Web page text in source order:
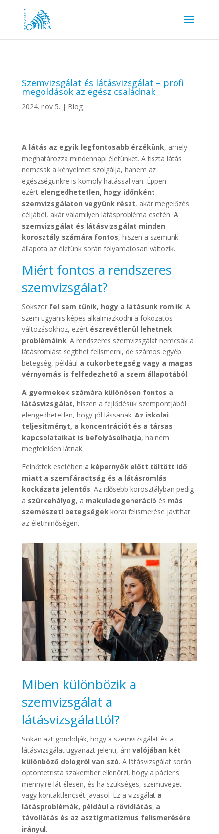
Szemvizsgálat és látásvizsgálat – profi
megoldások az egész családnak
2024. nov 5. | Blog
A látás az egyik legfontosabb érzékünk, amely
meghatározza mindennapi életünket. A tiszta látás
nemcsak a kényelmet szolgálja, hanem az
egészségünkre is komoly hatással van. Éppen
ezért elengedhetetlen, hogy időnként
szemvizsgálaton vegyünk részt, akár megelőzés
céljából, akár valamilyen látásprobléma esetén. A
szemvizsgálat és látásvizsgálat minden
korosztály számára fontos, hiszen a szemünk
állapota az életünk során folyamatosan változik.
Miért fontos a rendszeres
szemvizsgálat?
Sokszorfel sem tűnik, hogy a látásunk romlik. A
szem ugyanis képes alkalmazkodni a fokozatos
változásokhoz, ezért észrevétlenül lehetnek
problémáink. A rendszeres szemvizsgálat nemcsak a
látásromlást segíthet felismerni, de számos egyéb
betegség, például a cukorbetegség vagy a magas
vérnyomás is felfedezhető a szem állapotából.
A gyermekek számára különösen fontos a
látásvizsgálat, hiszen a fejlődésük szempontjából
elengedhetetlen, hogy jól lássanak. Az iskolai
teljesítményt, a koncentrációt és a társas
kapcsolataikat is befolyásolhatja, ha nem
megfelelően látnak.
Felnőttek esetében a képernyők előtt töltött idő
miatt a szemfáradtság és a látásromlás
kockázata jelentős. Az idősebb korosztályban pedig
a szürkehályog, a makuladegeneráció és más
szemészeti betegségekkorai felismerése javíthat
az életminőségen.
Miben különbözik a
szemvizsgálat a
látásvizsgálattól?
Sokan azt gondolják, hogy a szemvizsgálat és a
látásvizsgálat ugyanazt jelenti, ám valójában két
különböző dologról van szó. A látásvizsgálat során
optometrista szakember ellenőrzi, hogy a páciens
mennyire lát élesen, és ha szükséges, szemüveget
vagy kontaktlencsét javasol. Ez a vizsgálata
látásproblémák, például a rövidlátás, a
távollátás és az asztigmatizmus felismerésére
irányul.